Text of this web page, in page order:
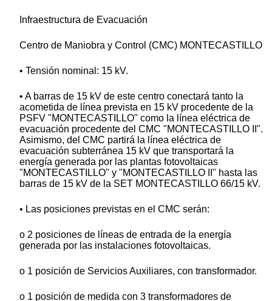
Infraestructura de Evacuación
Centro de Maniobra y Control (CMC) MONTECASTILLO
• Tensión nominal: 15 kV.
• A barras de 15 kV de este centro conectará tanto la
acometida de línea prevista en 15 kV procedente de la
PSFV "MONTECASTILLO" como la línea eléctrica de
evacuación procedente del CMC "MONTECASTILLO II".
Asimismo, del CMC partirá la línea eléctrica de
evacuación subterránea 15 kV que transportará la
energía generada por las plantas fotovoltaicas
"MONTECASTILLO" y "MONTECASTILLO II" hasta las
barras de 15 kV de la SET MONTECASTILLO 66/15 kV.
• Las posiciones previstas en el CMC serán:
o 2 posiciones de líneas de entrada de la energía
generada por las instalaciones fotovoltaicas.
o 1 posición de Servicios Auxiliares, con transformador.
o 1 posición de medida con 3 transformadores de